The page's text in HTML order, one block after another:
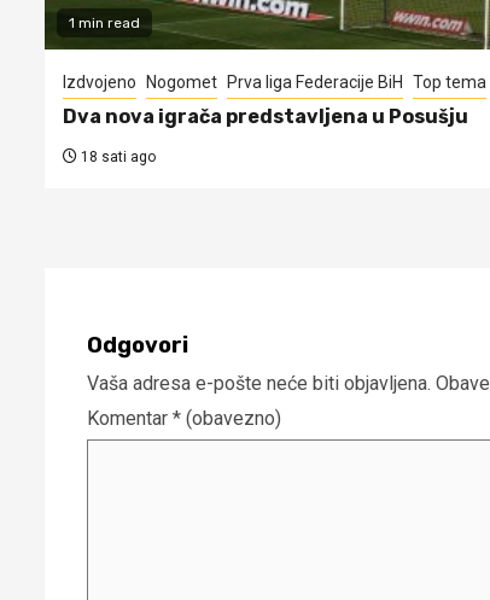
1 min read
Izdvojeno Nogomet Prva liga Federacije BiH Top tema
Dva nova igrača predstavljena u Posušju
18 sati ago
Odgovori
Vaša adresa e-pošte neće biti objavljena.
Komentar * (obavezno)